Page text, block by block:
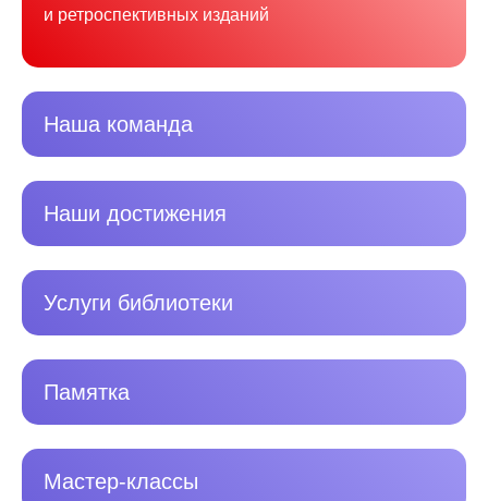
и ретроспективных изданий
Наша команда
Наши достижения
Услуги библиотеки
Памятка
Мастер-классы